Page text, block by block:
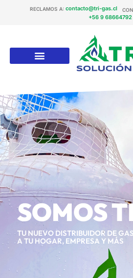
RECLAMOS A: contacto@tri-gas.cl
+56 9 68664792
SOMOS
TU NUEVO DISTRIBUIDOR DE
A TU HOGAR, EMPRESA Y MÁS